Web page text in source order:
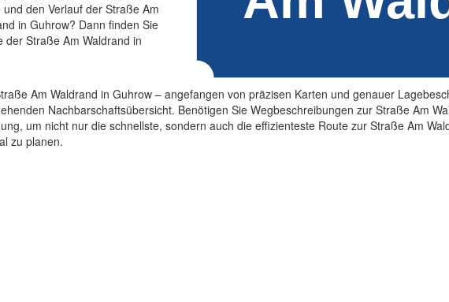
den Verlauf der Straße Am
in Guhrow? Dann finden Sie
Straße Am Waldrand in
Am Waldrand in Guhrow – angefangen von präzisen Karten und genauer
Nachbarschaftsübersicht. Benötigen Sie Wegbeschreibungen zur Straße Am
um nicht nur die schnellste, sondern auch die effizienteste Route zur Straße Am
zu planen.